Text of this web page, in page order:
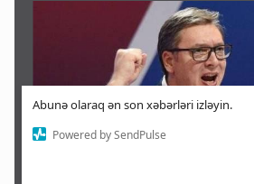
Abunə olaraq ən son xəbərləri izləyin.
Powered by SendPulse